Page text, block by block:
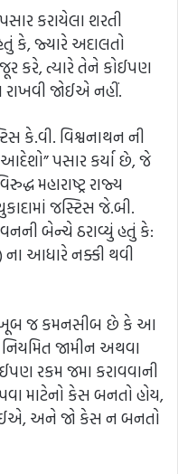
પસાર કરાયેલા શરતી
કે, જ્યારે અદાલતો
કરે, ત્યારે તેને કોઈપણ
જોઈએ નહીં.
કે.વી. વિશ્વનાથન ની
પસાર કર્યા છે, જે
મહારાષ્ટ્ર રાજ્ય
જસ્ટિસ જે.બી.
બેન્ચે ઠરાવ્યું હતું કે:
આધારે નક્કી થવી
ખૂબ જ કમનસીબ છે કે આ
નિયમિત જામીન અથવા
રકમ જમા કરાવવાની
માટેનો કેસ બનતો હોય,
અને જો કેસ ન બનતો